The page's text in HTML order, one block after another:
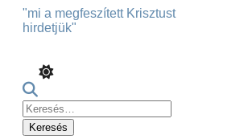
"mi a megfeszített Krisztust
hirdetjük"
Keresés: